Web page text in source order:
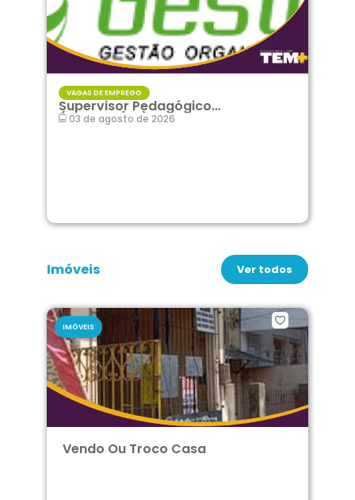
VAGAS DE EMPREGO
Supervisor Pedagógico
(Tucumã/Pa)
03 de agosto de 2026
Imóveis Ver todos
Vendo Ou Troco Casa
IMÓVEIS